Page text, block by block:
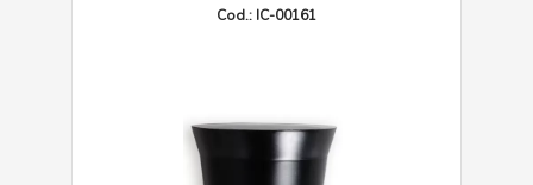
Cod.: IC-00161